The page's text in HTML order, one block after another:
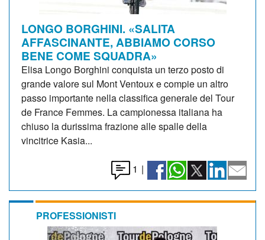
LONGO BORGHINI. «SALITA
AFFASCINANTE, ABBIAMO CORSO
BENE COME SQUADRA»
Elisa Longo Borghini conquista un terzo posto di
grande valore sul Mont Ventoux e compie un altro
passo importante nella classifica generale del Tour
de France Femmes. La campionessa italiana ha
chiuso la durissima frazione alle spalle della
vincitrice Kasia...
1 |
PROFESSIONISTI